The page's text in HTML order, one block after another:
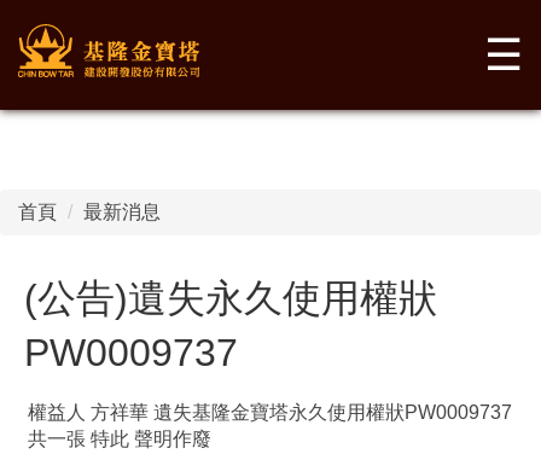
☰
首頁 最新消息
(公告)遺失永久使用權狀
PW0009737
權益人 方祥華 遺失基隆金寶塔永久使用權狀PW0009737
共一張 特此 聲明作廢